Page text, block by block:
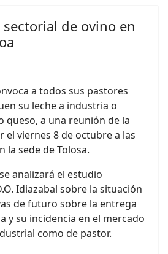
de ovino en
a todos sus pastores
su leche a industria o
queso, a una reunión de la
el viernes 8 de octubre a las
la sede de Tolosa.
analizará el estudio
Idiazabal sobre la situación
de futuro sobre la entrega
y su incidencia en el mercado
como de pastor.